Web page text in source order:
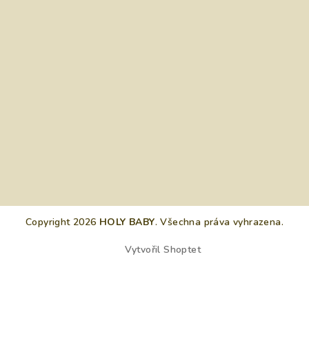
Copyright 2026 HOLY BABY. Všechna práva vyhrazena.
Vytvořil Shoptet